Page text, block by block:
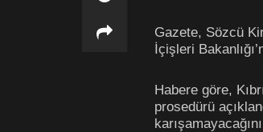
Gazete, Sözcü
İçişleri
Habere göre,
prosedürü